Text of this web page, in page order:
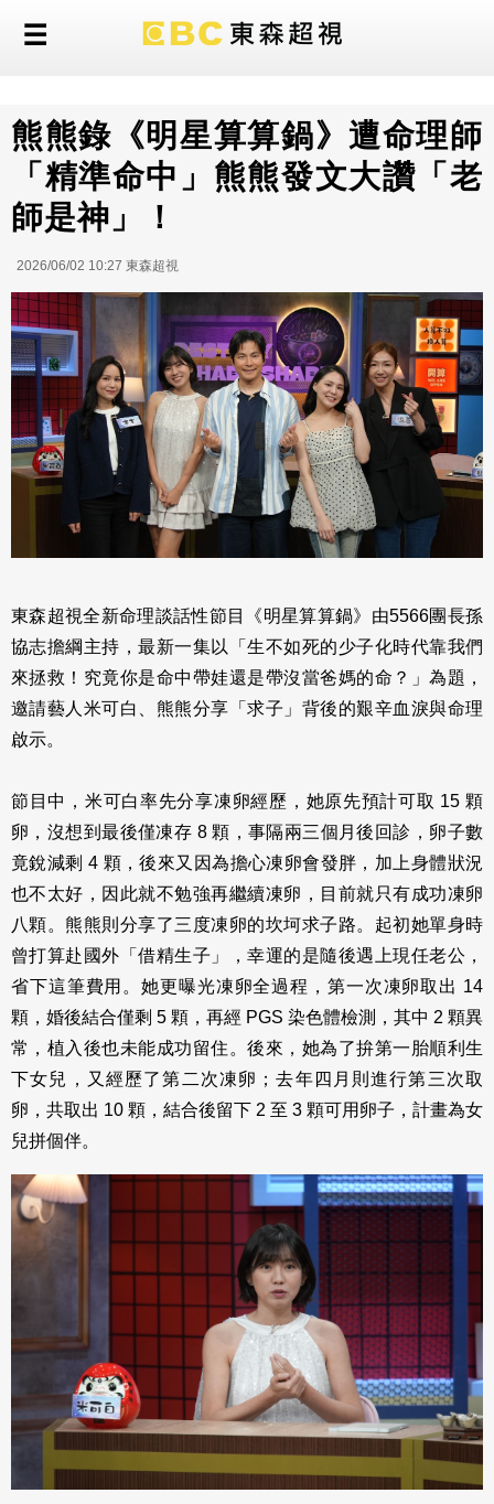
熊熊錄《明星算算鍋》遭命理師
「精準命中」熊熊發文大讚「老
師是神」！
2026/06/02 10:27 東森超視
東森超視全新命理談話性節目《明星算算鍋》由5566團長孫
協志擔綱主持，最新一集以「生不如死的少子化時代靠我們
來拯救！究竟你是命中帶娃還是帶沒當爸媽的命？」為題，
邀請藝人米可白、熊熊分享「求子」背後的艱辛血淚與命理
啟示。
節目中，米可白率先分享凍卵經歷，她原先預計可取 15 顆
卵，沒想到最後僅凍存 8 顆，事隔兩三個月後回診，卵子數
竟銳減剩 4 顆，後來又因為擔心凍卵會發胖，加上身體狀況
也不太好，因此就不勉強再繼續凍卵，目前就只有成功凍卵
八顆。熊熊則分享了三度凍卵的坎坷求子路。起初她單身時
曾打算赴國外「借精生子」，幸運的是隨後遇上現任老公，
省下這筆費用。她更曝光凍卵全過程，第一次凍卵取出 14
顆，婚後結合僅剩 5 顆，再經 PGS 染色體檢測，其中 2 顆異
常，植入後也未能成功留住。後來，她為了拚第一胎順利生
下女兒，又經歷了第二次凍卵；去年四月則進行第三次取
卵，共取出 10 顆，結合後留下 2 至 3 顆可用卵子，計畫為女
兒拼個伴。